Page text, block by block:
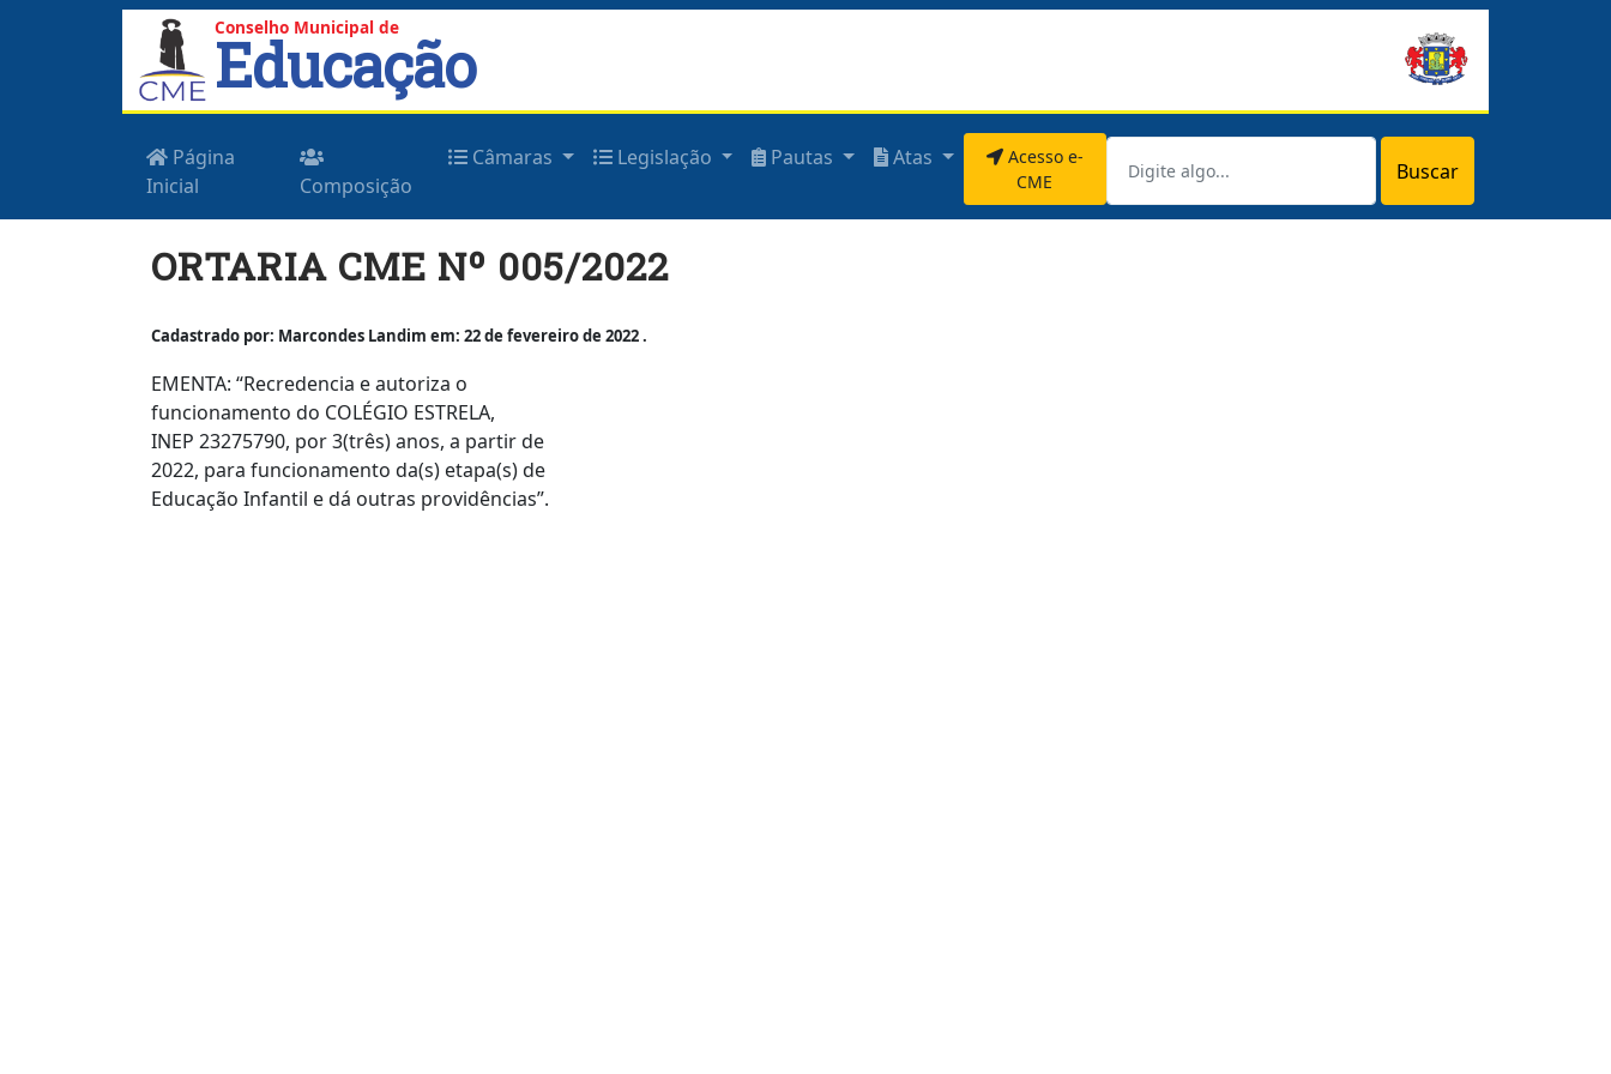
Conselho Municipal de
Educação
Página
Inicial
Composição
Câmaras Legislação Pautas Atas
Acesso e-
CME
Buscar
ORTARIA CME Nº 005/2022
Cadastrado por: Marcondes Landim em: 22 de fevereiro de 2022 .
EMENTA: “Recredencia e autoriza o
funcionamento do COLÉGIO ESTRELA,
INEP 23275790, por 3(três) anos, a partir de
2022, para funcionamento da(s) etapa(s) de
Educação Infantil e dá outras providências”.